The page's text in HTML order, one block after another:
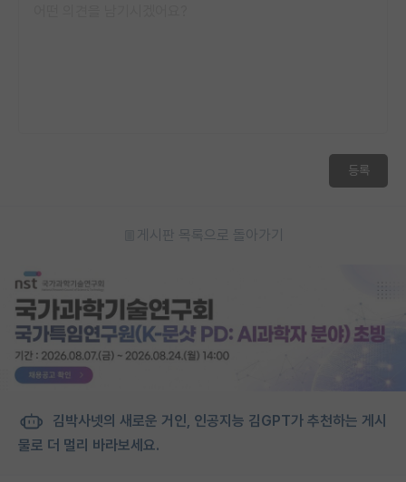
등록
게시판 목록으로 돌아가기
김박사넷의 새로운 거인, 인공지능 김GPT가 추천하는 게시
물로 더 멀리 바라보세요.